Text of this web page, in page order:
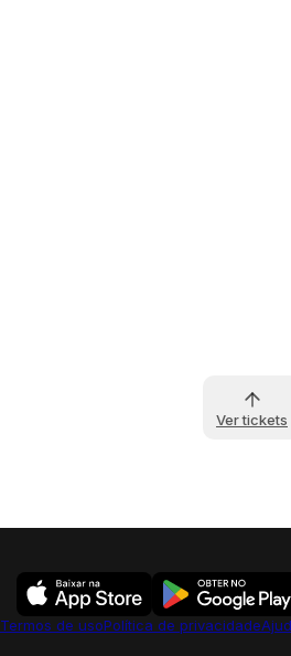
Ver tickets
Termos de usoPolítica de privacidade